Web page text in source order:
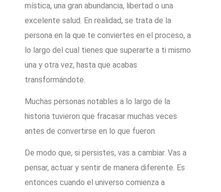
mística, una gran abundancia, libertad o una
excelente salud. En realidad, se trata de la
persona en la que te conviertes en el proceso, a
lo largo del cual tienes que superarte a ti mismo
una y otra vez, hasta que acabas
transformándote.
Muchas personas notables a lo largo de la
historia tuvieron que fracasar muchas veces
antes de convertirse en lo que fueron.
De modo que, si persistes, vas a cambiar. Vas a
pensar, actuar y sentir de manera diferente. Es
entonces cuando el universo comienza a